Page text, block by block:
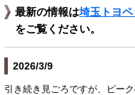
最新の情報は埼玉トヨ
をご覧ください。
2026/3/9
引き続き見ごろですが、ピー